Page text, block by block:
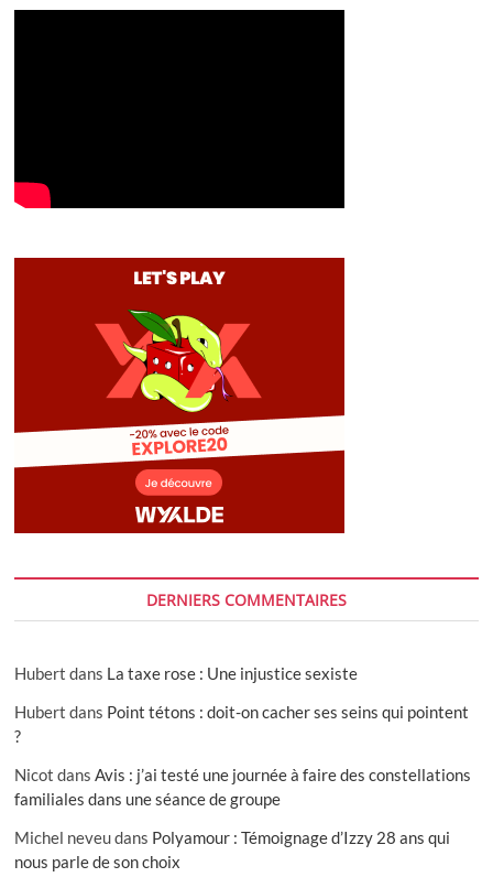
DERNIERS COMMENTAIRES
Hubert dans La taxe rose : Une injustice sexiste
Hubert dans Point tétons : doit-on cacher ses seins qui pointent
?
Nicot dansAvis : j’ai testé une journée à faire des constellations
familiales dans une séance de groupe
Michel neveudans Polyamour : Témoignage d’Izzy 28 ans qui
nous parle de son choix